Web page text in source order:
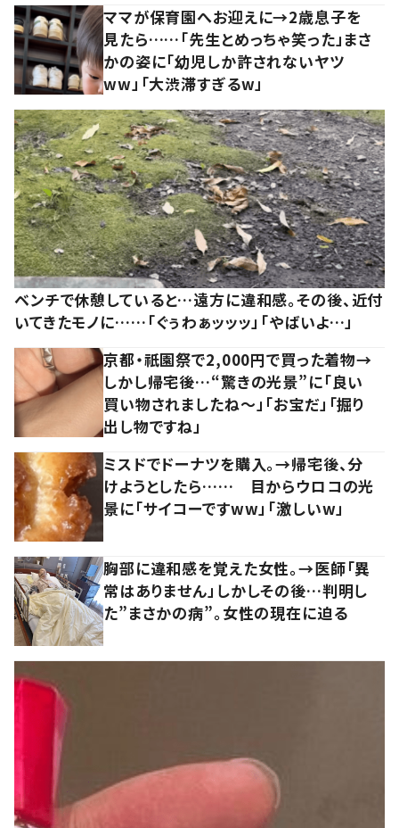
ママが保育園へお迎えに→2歳息子を
見たら……「先生とめっちゃ笑った」まさ
かの姿に「幼児しか許されないヤツ
ww」「大渋滞すぎるw」
ベンチで休憩していると…遠方に違和感。その後、近付
いてきたモノに……「ぐぅわぁッッッ」「やばいよ…」
京都・祇園祭で2,000円で買った着物→
しかし帰宅後…“驚きの光景”に「良い
買い物されましたね～」「お宝だ」「掘り
出し物ですね」
ミスドでドーナツを購入。→帰宅後、分
けようとしたら…… 目からウロコの光
景に「サイコーですww」「激しいw」
胸部に違和感を覚えた女性。→医師「異
常はありません」しかしその後…判明し
た”まさかの病”。女性の現在に迫る